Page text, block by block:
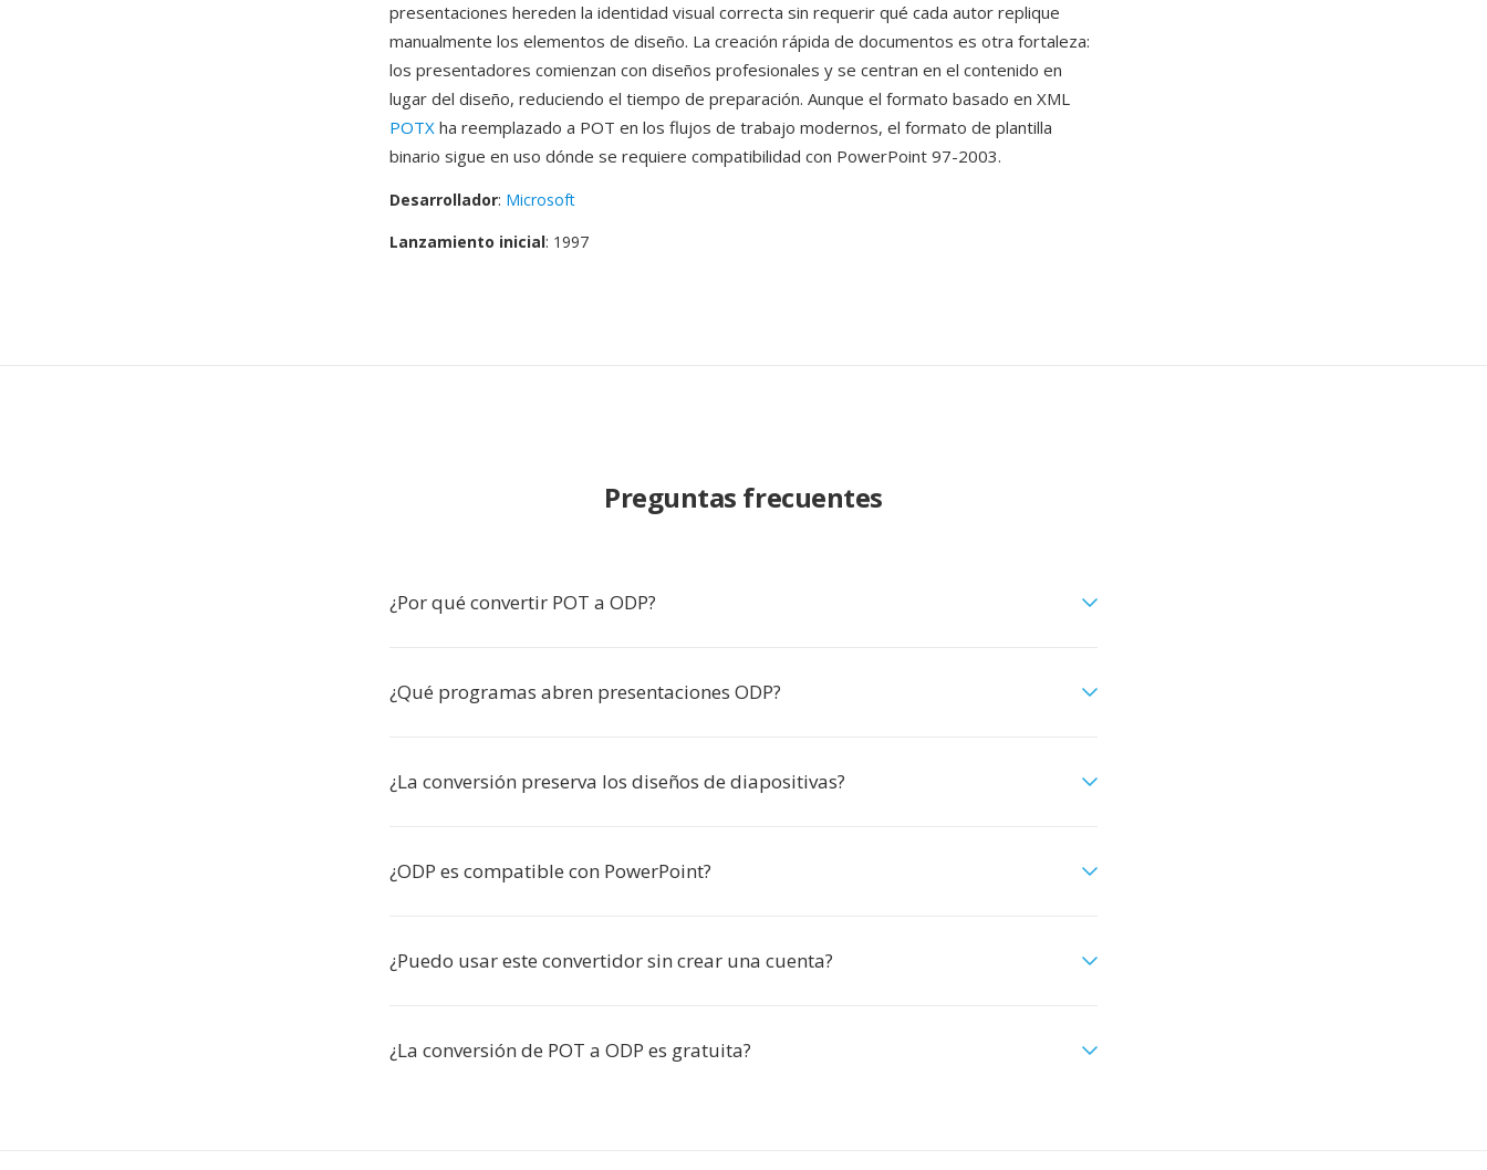
presentaciones hereden la identidad visual correcta sin requerir qué cada autor replique
manualmente los elementos de diseño. La creación rápida de documentos es otra fortaleza:
los presentadores comienzan con diseños profesionales y se centran en el contenido en
lugar del diseño, reduciendo el tiempo de preparación. Aunque el formato basado en XML
POTX ha reemplazado a POT en los flujos de trabajo modernos, el formato de plantilla
binario sigue en uso dónde se requiere compatibilidad con PowerPoint 97-2003.
Desarrollador: Microsoft
Lanzamiento inicial: 1997
Preguntas frecuentes
¿Por qué convertir POT a ODP?
¿Qué programas abren presentaciones ODP?
¿La conversión preserva los diseños de diapositivas?
¿ODP es compatible con PowerPoint?
¿Puedo usar este convertidor sin crear una cuenta?
¿La conversión de POT a ODP es gratuita?